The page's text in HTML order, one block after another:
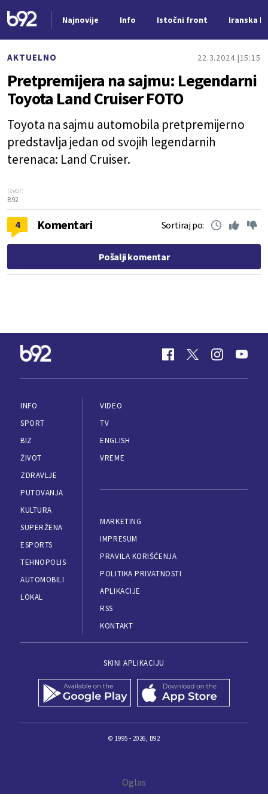
Najnovije Info Istočni front Iranska
AKTUELNO 22.3.2024. 15:15
Pretpremijera na sajmu: Legendarni
Toyota Land Cruiser FOTO
Toyota na sajmu automobila pretpremijerno
predstavlja jedan od svojih legendarnih
terenaca: Land Cruiser.
Izvor:
B92
4 Komentari Sortiraj po:
Pošalji komentar
INFO
SPORT
BIZ
ŽIVOT
ZDRAVLJE
PUTOVANJA
KULTURA
SUPERŽENA
ESPORTS
TEHNOPOLIS
AUTOMOBILI
LOKAL
VIDEO
TV
ENGLISH
VREME
MARKETING
IMPRESUM
PRAVILA KORIŠĆENJA
POLITIKA PRIVATNOSTI
APLIKACIJE
RSS
KONTAKT
SKINI APLIKACIJU
© 1995 - 2026, B92